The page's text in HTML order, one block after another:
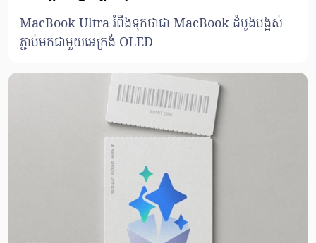
MacBook Ultra រំពឹងទុកថាជា MacBook ដំបូងបង្អស់
ភ្ជាប់មកជាមួយអេក្រង់ OLED